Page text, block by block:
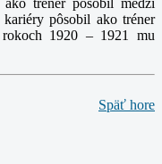
pôsobil ako tréner
1920 – 1921 mu
Späť hore